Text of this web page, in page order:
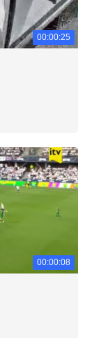
00:00:25
00:00:08